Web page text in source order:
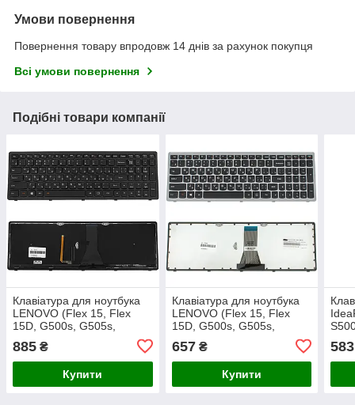
Умови повернення
Повернення товару впродовж 14 днів за рахунок покупця
Всі умови повернення
Подібні товари компанії
Клавіатура для ноутбука
LENOVO (Flex 15, Flex
15D, G500s, G505s,
frame, підсвічування
клавіш
885 ₴
Купити
Клавіатура для ноутбука
LENOVO (Flex 15, Flex
15D, G500s, G505s,
frame (оригінал)
657₴
Купити
583